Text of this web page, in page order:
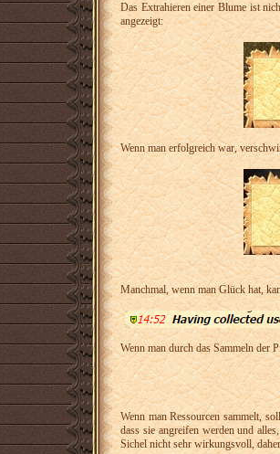
Das Extrahieren einer Blume ist
angezeigt:
Wenn man erfolgreich war,
Manchmal, wenn man Glück hat,
Wenn man durch das Sammeln der
Wenn man Ressourcen sammelt,
dass sie angreifen werden und
Sichel nicht sehr wirkungsvoll,